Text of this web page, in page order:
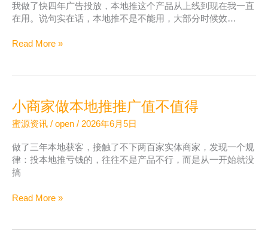
更
好
我做了快四年广告投放，本地推这个产品从上线到现在我一直
在用。说句实在话，本地推不是不能用，大部分时候效…
抖
投
放
不
出
单
的
查
Read More »
小商家做本地推推广值不值得
蜜源资讯 / open / 2026年6月5日
做了三年本地获客，接触了不下两百家实体商家，发现一个规
律：投本地推亏钱的，往往不是产品不行，而是从一开始就没
搞
小
Read More »